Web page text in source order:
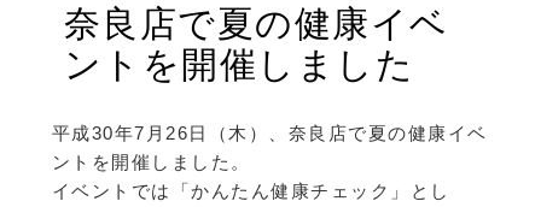
奈良店で夏の健康イベ
ントを開催しました
平成30年7月26日（木）、奈良店で夏の健康イベ
ントを開催しました。
イベントでは「かんたん健康チェック」とし